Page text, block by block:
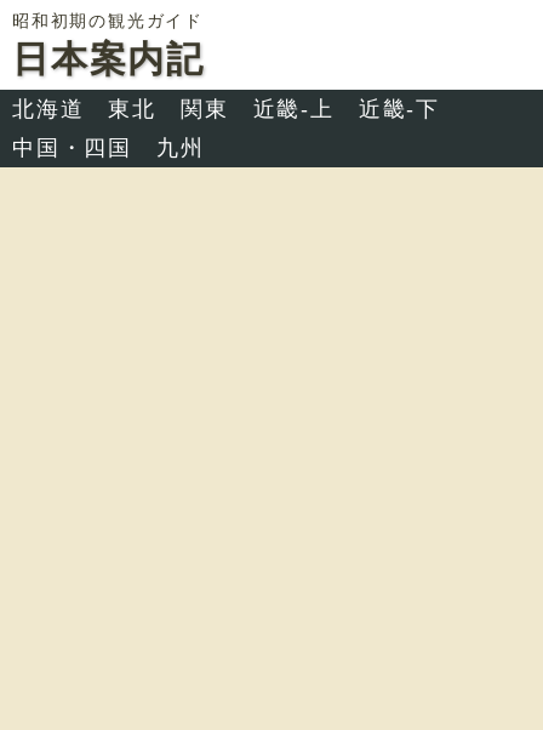
昭和初期の観光ガイド
日本案内記
北海道 東北 関東 近畿-上
近畿-下
中国・四国
九州